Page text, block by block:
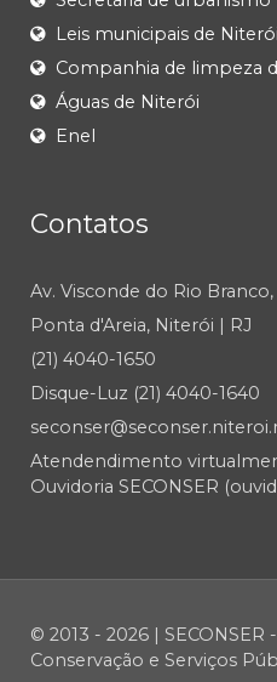
Leis municipais de Niterói
Companhia de limpeza
Águas de Niterói
Enel
Contatos
Av. Visconde do Rio Branco,
Ponta d'Areia, Niterói | RJ
(21) 4040-1650
Disque-Luz (21) 4040-1640
Atendendimento
Ouvidoria SECONSER
© 2013 - 2026 | SECONSER
Conservação e Serviços